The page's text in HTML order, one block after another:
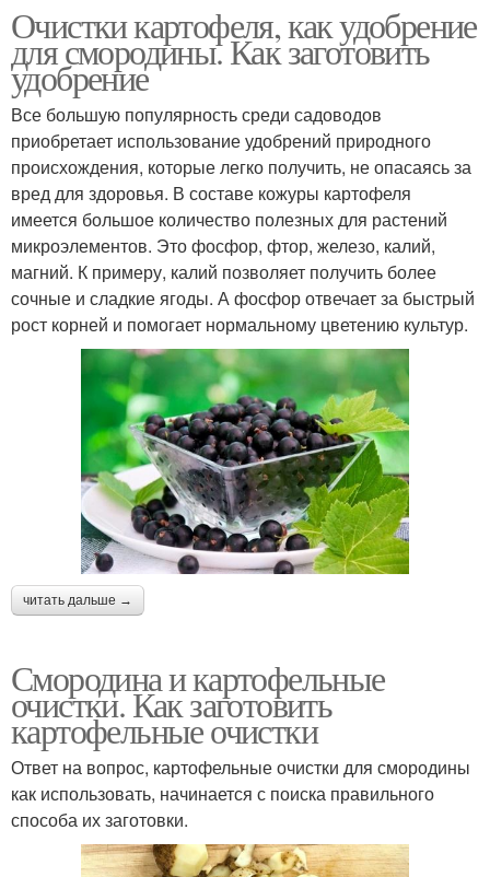
Очистки картофеля, как удобрение
для смородины. Как заготовить
удобрение
Все большую популярность среди садоводов
приобретает использование удобрений природного
происхождения, которые легко получить, не опасаясь за
вред для здоровья. В составе кожуры картофеля
имеется большое количество полезных для растений
микроэлементов. Это фосфор, фтор, железо, калий,
магний. К примеру, калий позволяет получить более
сочные и сладкие ягоды. А фосфор отвечает за быстрый
рост корней и помогает нормальному цветению культур.
читать дальше →
Смородина и картофельные
очистки. Как заготовить
картофельные очистки
Ответ на вопрос, картофельные очистки для смородины
как использовать, начинается с поиска правильного
способа их заготовки.